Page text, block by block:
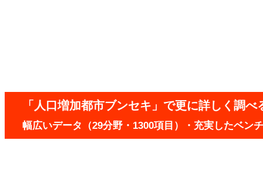
「人口増加都市ブンセキ」で更に詳しく調べ
幅広いデータ（29分野・1300項目）・充実したベン